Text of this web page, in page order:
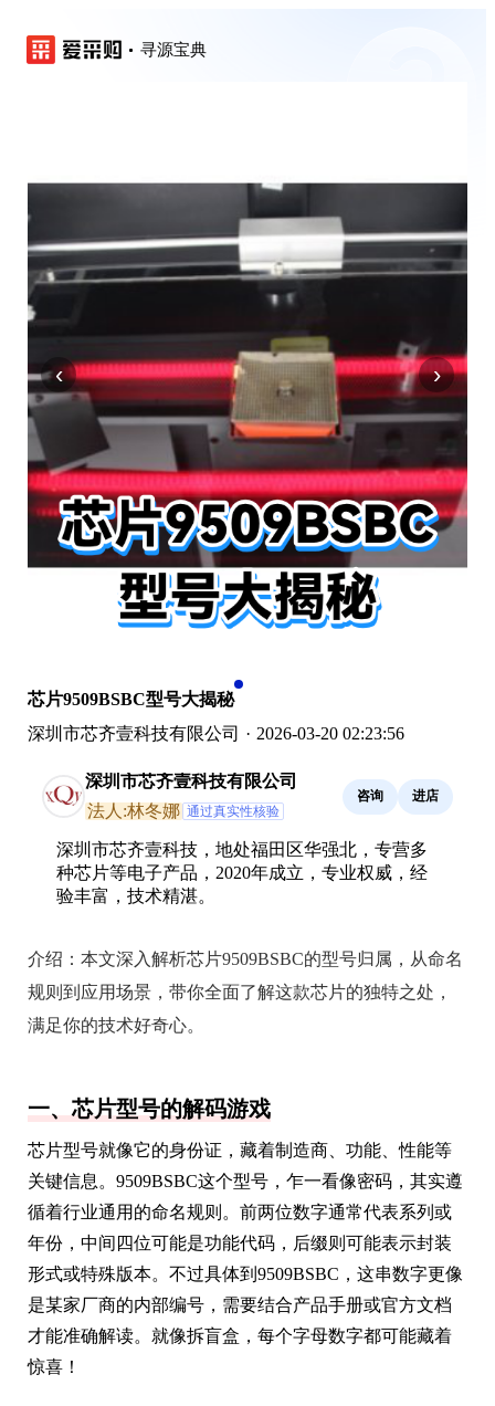
寻源宝典
‹ ›
芯片9509BSBC型号大揭秘
深圳市芯齐壹科技有限公司 · 2026-03-20 02:23:56
深圳市芯齐壹科技有限公司
法人:林冬娜 通过真实性核验
咨询 进店
深圳市芯齐壹科技，地处福田区华强北，专营多
种芯片等电子产品，2020年成立，专业权威，经
验丰富，技术精湛。
介绍： 本文深入解析芯片9509BSBC的型号归属，从命名
规则到应用场景，带你全面了解这款芯片的独特之处，
满足你的技术好奇心。
一、芯片型号的解码游戏
芯片型号就像它的身份证，藏着制造商、功能、性能等
关键信息。9509BSBC这个型号，乍一看像密码，其实遵
循着行业通用的命名规则。前两位数字通常代表系列或
年份，中间四位可能是功能代码，后缀则可能表示封装
形式或特殊版本。不过具体到9509BSBC，这串数字更像
是某家厂商的内部编号，需要结合产品手册或官方文档
才能准确解读。就像拆盲盒，每个字母数字都可能藏着
惊喜！